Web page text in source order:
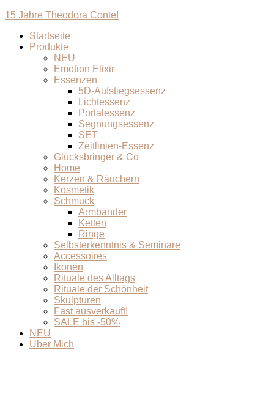
15 Jahre Theodora Conte!
Startseite
Produkte
NEU
Emotion Elixir
Essenzen
5D-Aufstiegsessenz
Lichtessenz
Portalessenz
Segnungsessenz
SET
Zeitlinien-Essenz
Glücksbringer & Co
Home
Kerzen & Räuchern
Kosmetik
Schmuck
Armbänder
Ketten
Ringe
Selbsterkenntnis & Seminare
Accessoires
Ikonen
Rituale des Alltags
Rituale der Schönheit
Skulpturen
Fast ausverkauft!
SALE bis -50%
NEU
Über Mich